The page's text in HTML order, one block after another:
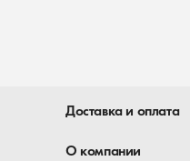
Доставка и оплата
О компании